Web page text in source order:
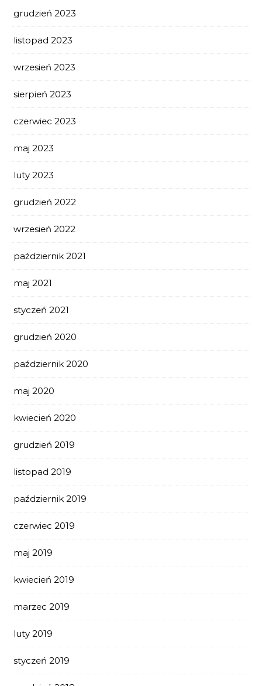
grudzień 2023
listopad 2023
wrzesień 2023
sierpień 2023
czerwiec 2023
maj 2023
luty 2023
grudzień 2022
wrzesień 2022
październik 2021
maj 2021
styczeń 2021
grudzień 2020
październik 2020
maj 2020
kwiecień 2020
grudzień 2019
listopad 2019
październik 2019
czerwiec 2019
maj 2019
kwiecień 2019
marzec 2019
luty 2019
styczeń 2019